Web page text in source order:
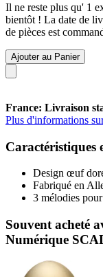
Il ne reste plus qu' 1
bientôt ! La date de
de pièces est
Ajouter au Panier
France: Livraison
Plus d'informations
Caractéristiques
Design œuf
Fabriqué en
3 mélodies
Souvent acheté
Numérique